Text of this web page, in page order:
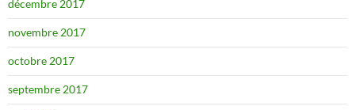
décembre 2017
novembre 2017
octobre 2017
septembre 2017